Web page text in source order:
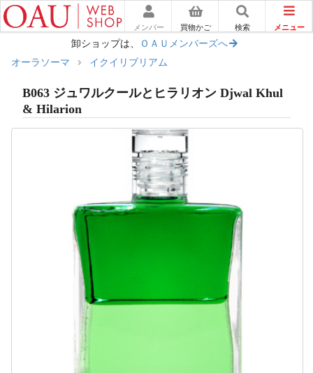
メンバー 買物かご 検索 メニュー
卸ショップは、
ＯＡＵメンバーズへ
オーラソーマ
イクイリブリアム
B063 ジュワルクールとヒラリオン Djwal Khul
& Hilarion